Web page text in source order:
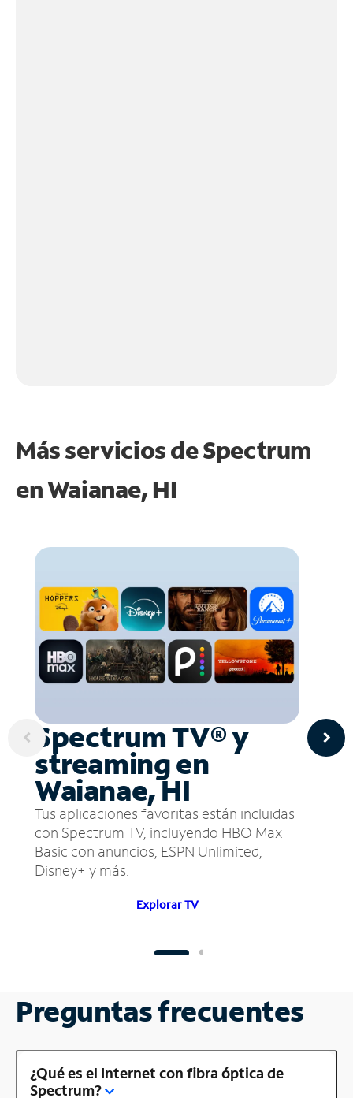
Más servicios de Spectrum
enWaianae, HI
Spectrum TV® y
streaming en
Waianae, HI
Tus aplicaciones favoritas están incluidas
con Spectrum TV, incluyendo HBO Max
Basic con anuncios, ESPN Unlimited,
Disney+ y más.
Explorar TV
Preguntas frecuentes
¿Qué es el Internet con fibra óptica de
Spectrum?